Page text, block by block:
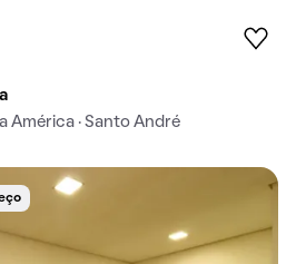
América · Santo André